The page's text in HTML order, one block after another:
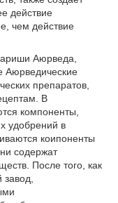
действие
чем действие
Аюрведа,
Аюрведические
препаратов,
В
компоненты,
удобрений в
коипоненты
содержат
После того, как